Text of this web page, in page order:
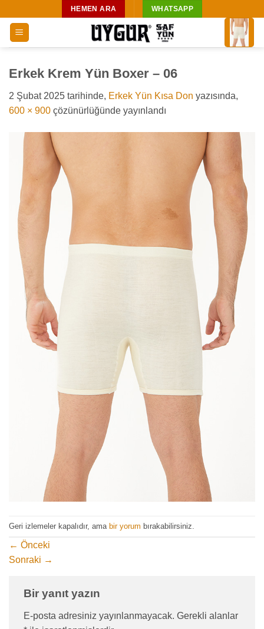
atla
HEMEN ARA WHATSAPP
Erkek Krem Yün Boxer – 06
2 Şubat 2025 tarihinde, Erkek Yün Kısa Don yazısında,
600 × 900 çözünürlüğünde yayınlandı
Geri izlemeler kapalıdır, ama bir yorum bırakabilirsiniz.
← Önceki
Sonraki →
Bir yanıt yazın
E-posta adresiniz yayınlanmayacak. Gerekli alanlar